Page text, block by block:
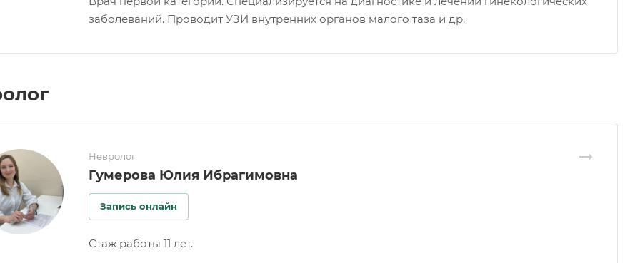
заболеваний. Проводит УЗИ внутренних органов малого таза и др.
Невролог
Гумерова Юлия Ибрагимовна
Запись онлайн
Стаж работы 11 лет.